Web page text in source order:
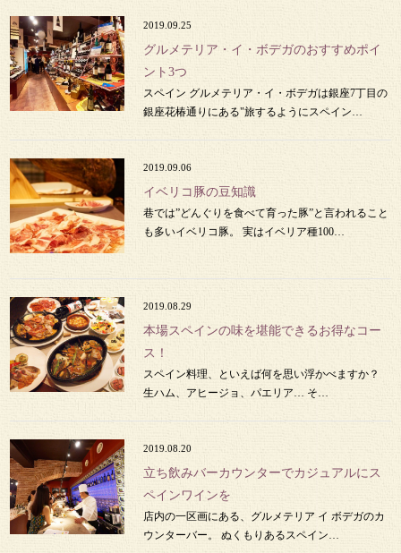
2019.09.25
グルメテリア・イ・ボデガのおすすめポイ
ント3つ
スペイン グルメテリア・イ・ボデガは銀座7丁目の
銀座花椿通りにある"旅するようにスペイン…
2019.09.06
イベリコ豚の豆知識
巷では”どんぐりを食べて育った豚”と言われること
も多いイベリコ豚。 実はイベリア種100…
2019.08.29
本場スペインの味を堪能できるお得なコー
ス！
スペイン料理、といえば何を思い浮かべますか？
生ハム、アヒージョ、パエリア… そ…
2019.08.20
立ち飲みバーカウンターでカジュアルにス
ペインワインを
店内の一区画にある、グルメテリア イ ボデガのカ
ウンターバー。 ぬくもりあるスペイン…